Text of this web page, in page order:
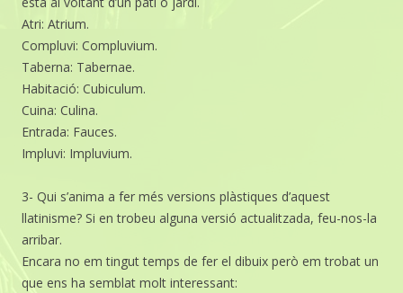
Atri: Atrium.
Compluvi: Compluvium.
Taberna: Tabernae.
Habitació: Cubiculum.
Cuina: Culina.
Entrada: Fauces.
Impluvi: Impluvium.
3- Qui s’anima a fer més versions plàstiques d’aquest
llatinisme? Si en trobeu alguna versió actualitzada, feu-nos-la
arribar.
Encara no em tingut temps de fer el dibuix però em trobat un
que ens ha semblat molt interessant: